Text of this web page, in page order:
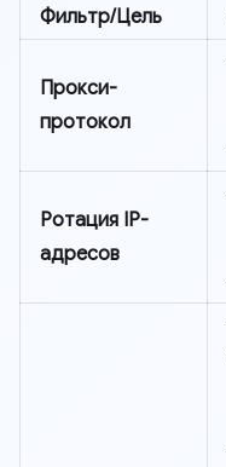
Фильтр/Цель
Прокси-
протокол
Ротация IP-
адресов